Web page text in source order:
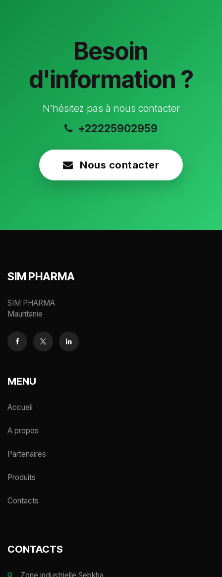
Besoin
d'information ?
N'hésitez pas à nous contacter
+22225902959
Nous contacter
SIM PHARMA
SIM PHARMA
Mauritanie
MENU
Accueil
A propos
Partenaires
Produits
Contacts
CONTACTS